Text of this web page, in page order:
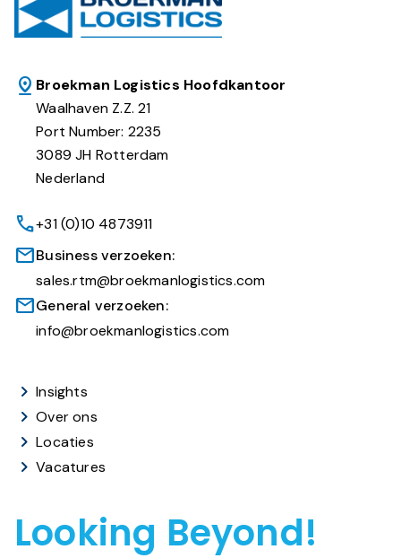
Broekman Logistics Hoofdkantoor
Waalhaven Z.Z. 21
Port Number: 2235
3089 JH Rotterdam
Nederland
+31 (0)10 4873911
Business verzoeken:
sales.rtm@broekmanlogistics.com
General verzoeken:
info@broekmanlogistics.com
Insights
Over ons
Locaties
Vacatures
Looking Beyond!